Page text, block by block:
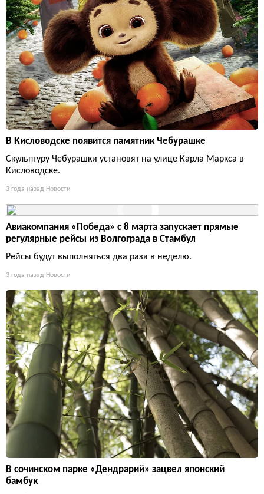
В Кисловодске появится памятник Чебурашке
Скульптуру Чебурашки установят на улице Карла Маркса в
Кисловодске.
3 года назад Новости
Авиакомпания «Победа» с 8 марта запускает прямые
регулярные рейсы из Волгограда в Стамбул
Рейсы будут выполняться два раза в неделю.
3 года назад Новости
В сочинском парке «Дендрарий» зацвел японский
бамбук